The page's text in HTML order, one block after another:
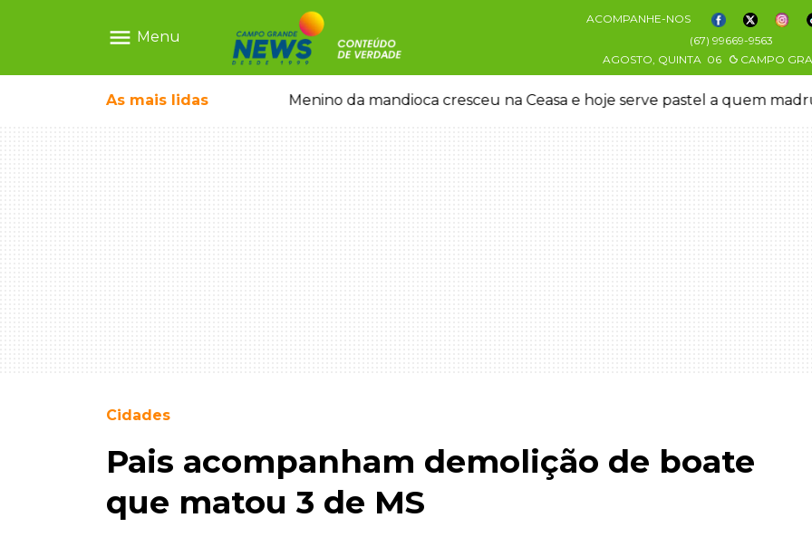
menu Menu
ACOMPANHE-NOS
(67) 99669-9563
AGOSTO, QUINTA 06 CAMPO
As mais lidas
mercado ilegal de emagrecedores Menino da mandioca cresceu na Ceasa e hoje serve pastel a quem
Cidades
Pais acompanham demolição de boate
que matou 3 de MS